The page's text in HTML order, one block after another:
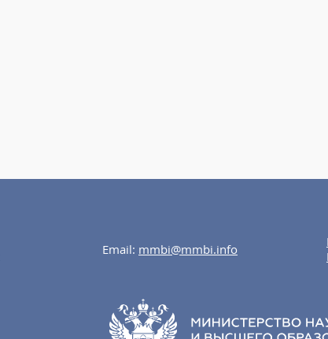
Email: mmbi@mmbi.info